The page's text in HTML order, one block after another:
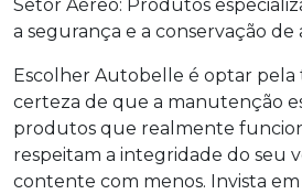
Setor Aéreo: Produtos
a segurança e a conservação de
Escolher Autobelle é optar pela
certeza de que a manutenção
produtos que realmente
respeitam a integridade do seu
contente com menos. Invista